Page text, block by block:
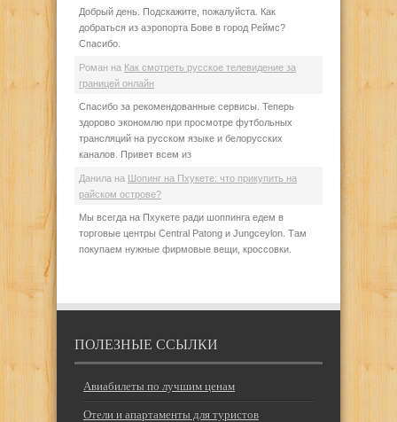
Добрый день. Подскажите, пожалуйста. Как
добраться из аэропорта Бове в город Реймс?
Спасибо.
Роман на Как смотреть русское телевидение за
границей онлайн
Спасибо за рекомендованные сервисы. Теперь
здорово экономлю при просмотре футбольных
трансляций на русском языке и белорусских
каналов. Привет всем из
Данила на Шопинг на Пхукете: что прикупить на
райском острове?
Мы всегда на Пхукете ради шоппинга едем в
торговые центры Central Patong и Jungceylon. Там
покупаем нужные фирмовые вещи, кроссовки.
ПОЛЕЗНЫЕ ССЫЛКИ
Авиабилеты по лучшим ценам
Отели и апартаменты для туристов